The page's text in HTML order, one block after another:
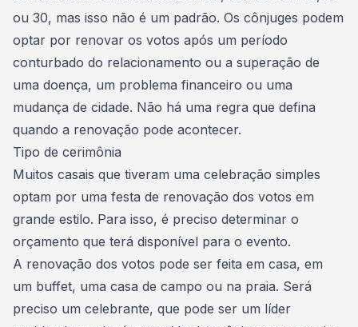
ou 30, mas isso não é um padrão. Os cônjuges podem
optar por renovar os votos após um período
conturbado do relacionamento ou a superação de
uma doença, um problema financeiro ou uma
mudança de cidade. Não há uma regra que defina
quando a renovação pode acontecer.
Tipo de cerimônia
Muitos casais que tiveram uma celebração simples
optam por uma festa de renovação dos votos em
grande estilo. Para isso, é preciso determinar o
orçamento que terá disponível para o evento.
A renovação dos votos pode ser feita em casa, em
um buffet, uma casa de campo ou na praia. Será
preciso um celebrante, que pode ser um líder